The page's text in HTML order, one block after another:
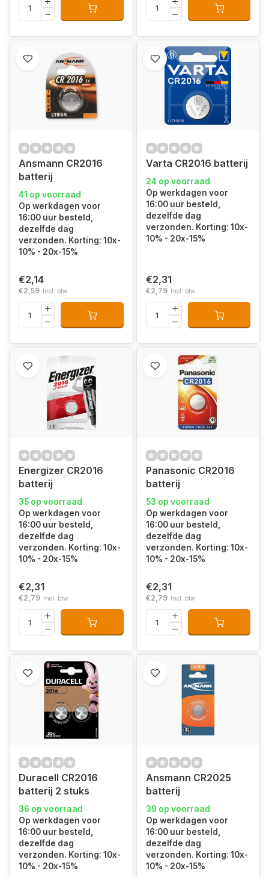
Ansmann CR2016
batterij
41 op voorraad
Op werkdagen voor
16:00 uur besteld,
dezelfde dag
verzonden. Korting: 10x-
10% - 20x-15%
€2,14
€2,59 Incl. btw
Varta CR2016 batterij
24 op voorraad
Op werkdagen voor
16:00 uur besteld,
dezelfde dag
verzonden. Korting: 10x-
10% - 20x-15%
€2,31
€2,79 Incl. btw
Energizer CR2016
batterij
35 op voorraad
Op werkdagen voor
16:00 uur besteld,
dezelfde dag
verzonden. Korting: 10x-
10% - 20x-15%
€2,31
€2,79 Incl. btw
Panasonic CR2016
batterij
53 op voorraad
Op werkdagen voor
16:00 uur besteld,
dezelfde dag
verzonden. Korting: 10x-
10% - 20x-15%
€2,31
€2,79 Incl. btw
Duracell CR2016
batterij 2 stuks
36 op voorraad
Op werkdagen voor
16:00 uur besteld,
dezelfde dag
verzonden. Korting: 10x-
10% - 20x-15%
Ansmann CR2025
batterij
39 op voorraad
Op werkdagen voor
16:00 uur besteld,
dezelfde dag
verzonden. Korting: 10x-
10% - 20x-15%